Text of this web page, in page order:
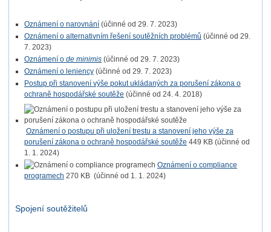
Oznámení o narovnání (účinné od 29. 7. 2023)
Oznámení o alternativním řešení soutěžních problémů (účinné od 29.
7. 2023)
Oznámení o de minimis (účinné od 29. 7. 2023)
Oznámení o leniency (účinné od 29. 7. 2023)
Postup při stanovení výše pokut ukládaných za porušení zákona o
ochraně hospodářské soutěže (účinné od 24. 4. 2018)
Oznámení o postupu při uložení trestu a stanovení jeho výše za
porušení zákona o ochraně hospodářské soutěže 449 KB(účinné od
1. 1. 2024)
Oznámení o compliance
programech 270 KB(účinné od 1. 1. 2024)
Spojení soutěžitelů